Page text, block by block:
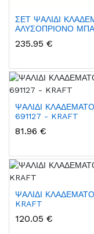
ΣΕΤ ΨΑΛΙΔΙ
ΑΛΥΣΟΠΡΙΟΝΟ
235.95 €
ΨΑΛΙΔΙ
691127 - KRAFT
81.96 €
ΨΑΛΙΔΙ
KRAFT
120.05 €